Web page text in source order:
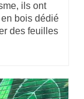
ils ont
bois dédié
des feuilles